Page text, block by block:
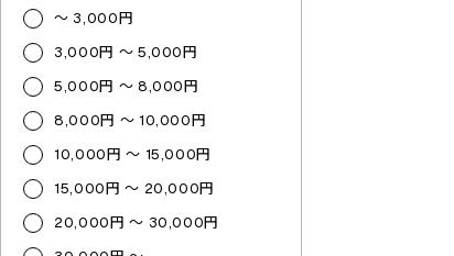
～ 3,000円
3,000円 ～ 5,000円
5,000円 ～ 8,000円
8,000円 ～ 10,000円
10,000円 ～ 15,000円
15,000円 ～ 20,000円
20,000円 ～ 30,000円